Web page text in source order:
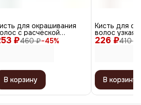
₽460 ₽−45%
для окрашивания
с расчёской
голубой, черная
В корзину
226 ₽410 ₽
Кисть для
волос узкая
В корзину